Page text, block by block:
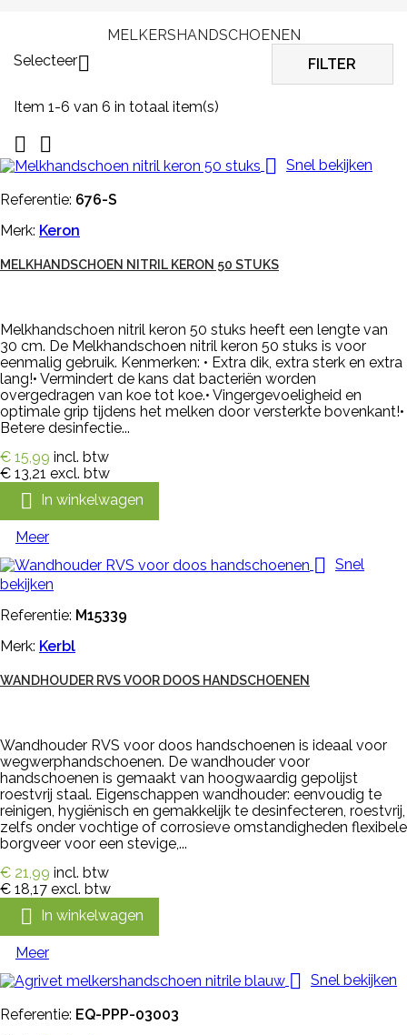
MELKERSHANDSCHOENEN
Selecteer FILTER
Item 1-6 van 6 in totaal item(s)


 Snel bekijken
Referentie: 676-S
Merk: Keron
MELKHANDSCHOEN NITRIL KERON 50 STUKS
Melkhandschoen nitril keron 50 stuks heeft een lengte van
30 cm. De Melkhandschoen nitril keron 50 stuks is voor
eenmalig gebruik. Kenmerken: • Extra dik, extra sterk en extra
lang!• Vermindert de kans dat bacteriën worden
overgedragen van koe tot koe.• Vingergevoeligheid en
optimale grip tijdens het melken door versterkte bovenkant!•
Betere desinfectie...
€ 15,99 incl. btw
€ 13,21 excl. btw
 In winkelwagen
Meer
 Snel
bekijken
Referentie: M15339
Merk: Kerbl
WANDHOUDER RVS VOOR DOOS HANDSCHOENEN
Wandhouder RVS voor doos handschoenen is ideaal voor
wegwerphandschoenen. De wandhouder voor
handschoenen is gemaakt van hoogwaardig gepolijst
roestvrij staal. Eigenschappen wandhouder: eenvoudig te
reinigen, hygiënisch en gemakkelijk te desinfecteren, roestvrij,
zelfs onder vochtige of corrosieve omstandigheden flexibele
borgveer voor een stevige,...
€ 21,99 incl. btw
€ 18,17 excl. btw
 In winkelwagen
Meer
 Snel bekijken
Referentie: EQ-PPP-03003